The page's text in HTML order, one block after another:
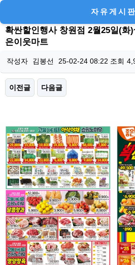
자유게시판
확싼할인행사 창원점 2월25일(화
은이웃마트
작성자 김봉선 25-02-24 08:22 조회
이전글 다음글
본문